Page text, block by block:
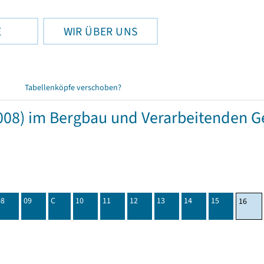
WIR ÜBER UNS
Tabellenköpfe verschoben?
im Bergbau und Verarbeitenden
09 C 10 11 12 13 14 15 16